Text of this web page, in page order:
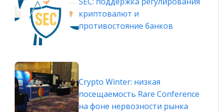
криптовалют и
противостояние банков
Crypto Winter: низкая
посещаемость Rare Conference
на фоне нервозности рынка